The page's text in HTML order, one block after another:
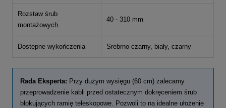
Rozstaw śrub
montażowych
40 - 310 mm
Dostępne wykończenia Srebrno-czarny, biały, czarny
Rada Eksperta: Przy dużym wysięgu (60 cm) zalecamy
przeprowadzenie kabli przed ostatecznym dokręceniem śrub
blokujących ramię teleskopowe. Pozwoli to na idealne ułożenie